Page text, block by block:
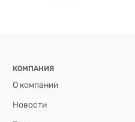
КОМПАНИЯ
О компании
Новости